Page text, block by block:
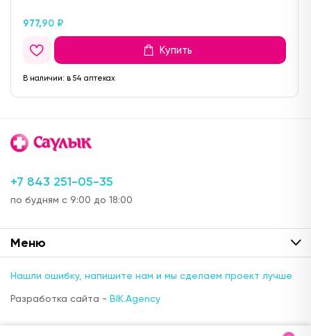
977,90 ₽
Купить
В наличии: в 54 аптеках
+7 843 251-05-35
по будням с 9:00 до 18:00
Меню
Нашли ошибку, напишите нам и мы сделаем проект лучше
Разработка сайта - BIK.Agency